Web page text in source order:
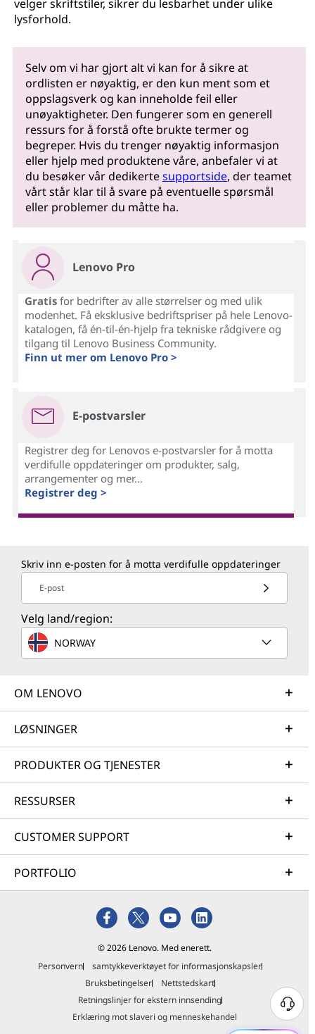
velger skriftstiler, sikrer du lesbarhet under ulike
lysforhold.
Selv om vi har gjort alt vi kan for å sikre at
ordlisten er nøyaktig, er den kun ment som et
oppslagsverk og kan inneholde feil eller
unøyaktigheter. Den fungerer som en generell
ressurs for å forstå ofte brukte termer og
begreper. Hvis du trenger nøyaktig informasjon
eller hjelp med produktene våre, anbefaler vi at
du besøker vår dedikertesupportside, der teamet
vårt står klar til å svare på eventuelle spørsmål
eller problemer du måtte ha.
Lenovo Pro
Gratisfor bedrifter av alle størrelser og med ulik
modenhet. Få eksklusive bedriftspriser på hele Lenovo-
katalogen, få én-til-én-hjelp fra tekniske rådgivere og
tilgang til Lenovo Business Community.
Finn ut mer om Lenovo Pro >
E-postvarsler
Registrer deg for Lenovos e-postvarsler for å motta
verdifulle oppdateringer om produkter, salg,
arrangementer og mer...
Registrer deg >
Skriv inn e-posten for å motta verdifulle oppdateringer
E-post
Velg land/region:
NORWAY
OM LENOVO
LØSNINGER
PRODUKTER OG TJENESTER
RESSURSER
CUSTOMER SUPPORT
PORTFOLIO
© 2026 Lenovo. Med enerett.
Personvern
samtykkeverktøyet for informasjonskapsler
Bruksbetingelser
Nettstedskart
Retningslinjer for ekstern innsending
Erklæring mot slaveri og menneskehandel